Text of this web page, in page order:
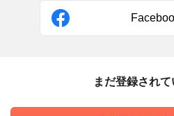
まだ登録され